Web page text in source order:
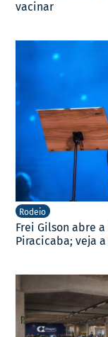
vacinar
Rodeio
Frei Gilson abre
Piracicaba; veja